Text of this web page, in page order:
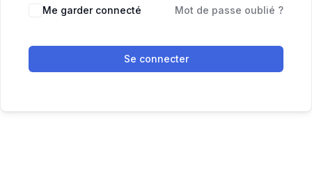
Me garder connecté Mot de passe oublié ?
Se connecter